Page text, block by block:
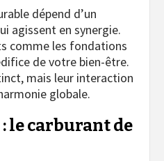
dépend d’un
agissent en synergie.
comme les fondations
de votre bien-être.
mais leur interaction
globale.
le carburant de